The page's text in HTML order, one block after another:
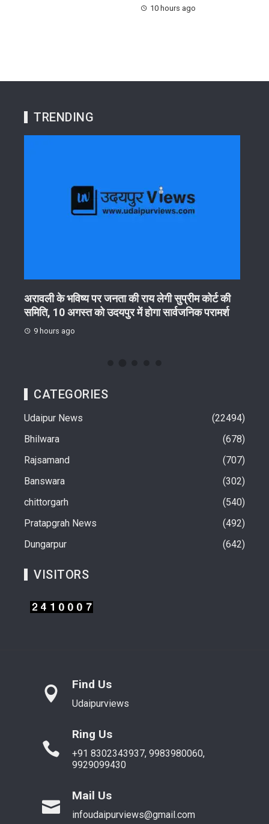
10 hours ago
TRENDING
अरावली के भविष्य पर जनता की राय लेगी सुप्रीम कोर्ट की
समिति, 10 अगस्त को उदयपुर में होगा सार्वजनिक परामर्श
9 hours ago
CATEGORIES
Udaipur News
22494
Bhilwara
678
Rajsamand
707
Banswara
302
chittorgarh
540
Pratapgrah News
492
Dungarpur
642
VISITORS
Find Us
Udaipurviews
Ring Us
+91 8302343937, 9983980060,
9929099430
Mail Us
infoudaipurviews@gmail.com